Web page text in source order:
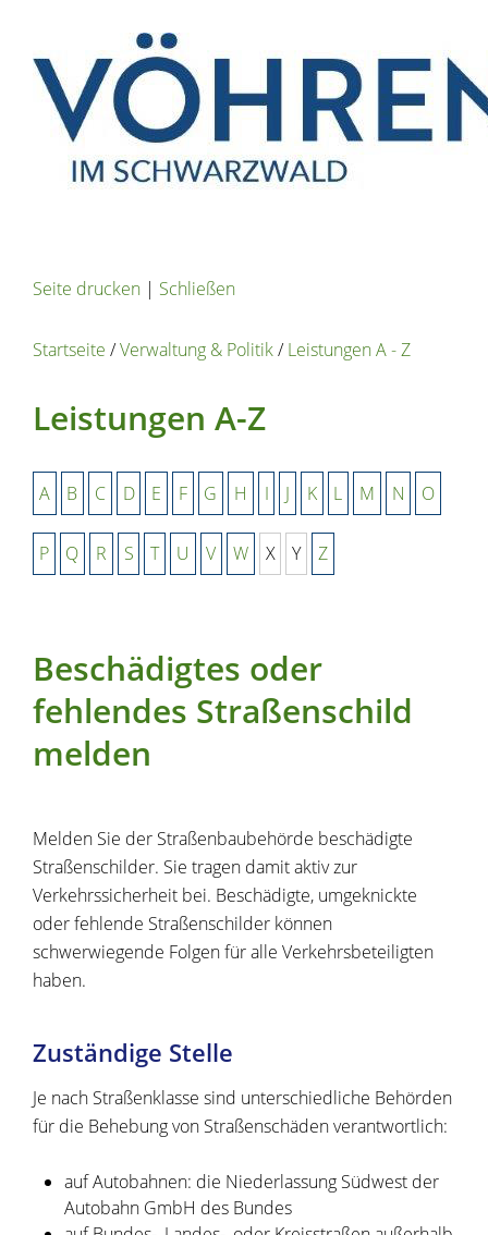
Seite drucken | Schließen
Startseite /Verwaltung & Politik/Leistungen A - Z
Leistungen A-Z
A B C D E F G H I J K L M N O
P Q R S T U V W X Y Z
Beschädigtes oder
fehlendes Straßenschild
melden
Melden Sie der Straßenbaubehörde beschädigte
Straßenschilder. Sie tragen damit aktiv zur
Verkehrssicherheit bei. Beschädigte, umgeknickte
oder fehlende Straßenschilder können
schwerwiegende Folgen für alle Verkehrsbeteiligten
haben.
Zuständige Stelle
Je nach Straßenklasse sind unterschiedliche Behörden
für die Behebung von Straßenschäden verantwortlich:
auf Autobahnen: die Niederlassung Südwest der
Autobahn GmbH des Bundes